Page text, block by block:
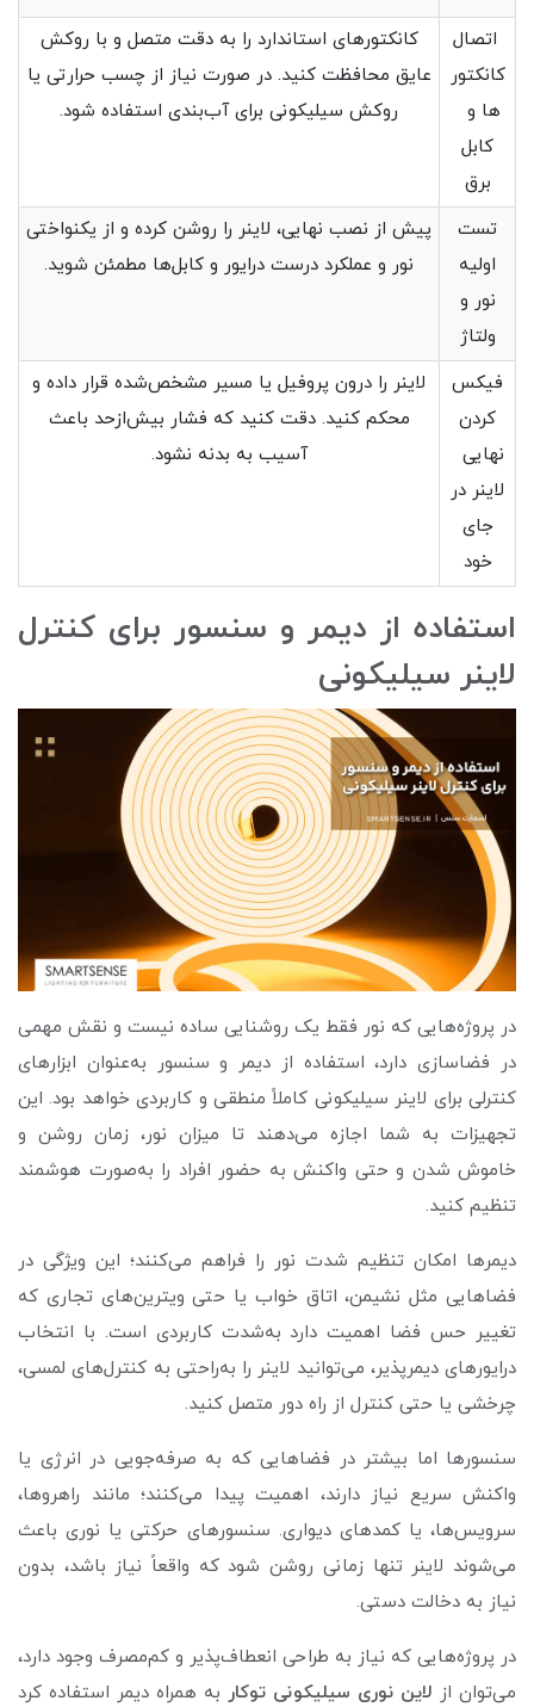
اتصال
کانکتور
ها و
کابل
برق
کانکتورهای استاندارد را به دقت متصل و با روکش
عایق محافظت کنید. در صورت نیاز از چسب حرارتی یا
روکش سیلیکونی برای آب‌بندی استفاده شود.
تست
اولیه
نور و
ولتاژ
پیش از نصب نهایی، لاینر را روشن کرده و از یکنواختی
نور و عملکرد درست درایور و کابل‌ها مطمئن شوید.
فیکس
کردن
نهایی
لاینر در
جای
خود
لاینر را درون پروفیل یا مسیر مشخص‌شده قرار داده و
محکم کنید. دقت کنید که فشار بیش‌ازحد باعث
آسیب به بدنه نشود.
استفاده از دیمر و سنسور برای کنترل
لاینر سیلیکونی
در پروژه‌هایی که نور فقط یک روشنایی ساده نیست و نقش مهمی
در فضاسازی دارد، استفاده از دیمر و سنسور به‌عنوان ابزارهای
کنترلی برای لاینر سیلیکونی کاملاً منطقی و کاربردی خواهد بود. این
تجهیزات به شما اجازه می‌دهند تا میزان نور، زمان روشن و
خاموش شدن و حتی واکنش به حضور افراد را به‌صورت هوشمند
تنظیم کنید.
دیمرها امکان تنظیم شدت نور را فراهم می‌کنند؛ این ویژگی در
فضاهایی مثل نشیمن، اتاق خواب یا حتی ویترین‌های تجاری که
تغییر حس فضا اهمیت دارد به‌شدت کاربردی است. با انتخاب
درایورهای دیمرپذیر، می‌توانید لاینر را به‌راحتی به کنترل‌های لمسی،
چرخشی یا حتی کنترل از راه دور متصل کنید.
سنسورها اما بیشتر در فضاهایی که به صرفه‌جویی در انرژی یا
واکنش سریع نیاز دارند، اهمیت پیدا می‌کنند؛ مانند راهروها،
سرویس‌ها، یا کمدهای دیواری. سنسورهای حرکتی یا نوری باعث
می‌شوند لاینر تنها زمانی روشن شود که واقعاً نیاز باشد، بدون
نیاز به دخالت دستی.
در پروژه‌هایی که نیاز به طراحی انعطاف‌پذیر و کم‌مصرف وجود دارد،
می‌توان از لاین نوری سیلیکونی توکار به همراه دیمر استفاده کرد